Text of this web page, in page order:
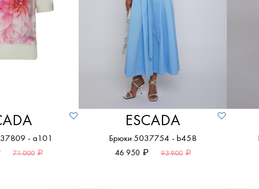
По убыванию цены
- a101
71 000
ESCADA
Брюки 5037754 - b458
46 950
93 900